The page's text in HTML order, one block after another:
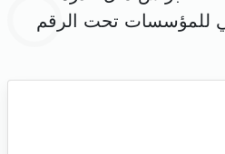
للمؤسسات تحت الرقم